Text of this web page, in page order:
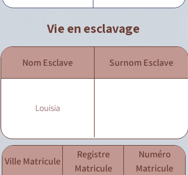
Vie en esclavage
Nom Esclave Surnom Esclave
Louisia
Ville Matricule
Registre
Matricule
Numéro
Matricule